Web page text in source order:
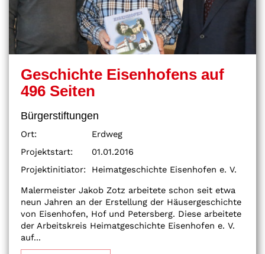
Geschichte Eisenhofens auf
496 Seiten
Bürgerstiftungen
Ort:
Erdweg
Projektstart:
01.01.2016
Projektinitiator:
Heimatgeschichte Eisenhofen e. V.
Malermeister Jakob Zotz arbeitete schon seit etwa
neun Jahren an der Erstellung der Häusergeschichte
von Eisenhofen, Hof und Petersberg. Diese arbeitete
der Arbeitskreis Heimatgeschichte Eisenhofen e. V.
auf...